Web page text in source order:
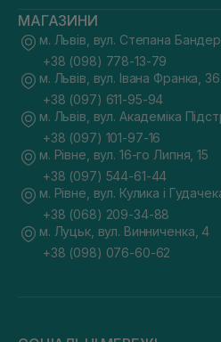
МАГАЗИНИ
м. Львів, вул. Степана
+38 (098) 778-13-79
м. Львів, вул. Івана Франка, 36
+38 (097) 611-95-94
м. Львів, вул. Академіка
+38 (097) 101-97-16
м. Рівне, вул. 16-го Липня, 15
+38 (097) 544-61-44
м. Рівне, вул. Кулика і
+38 (068) 209-34-88
м. Луцьк, вул. Винниченка, 4
+38 (098) 076-60-62